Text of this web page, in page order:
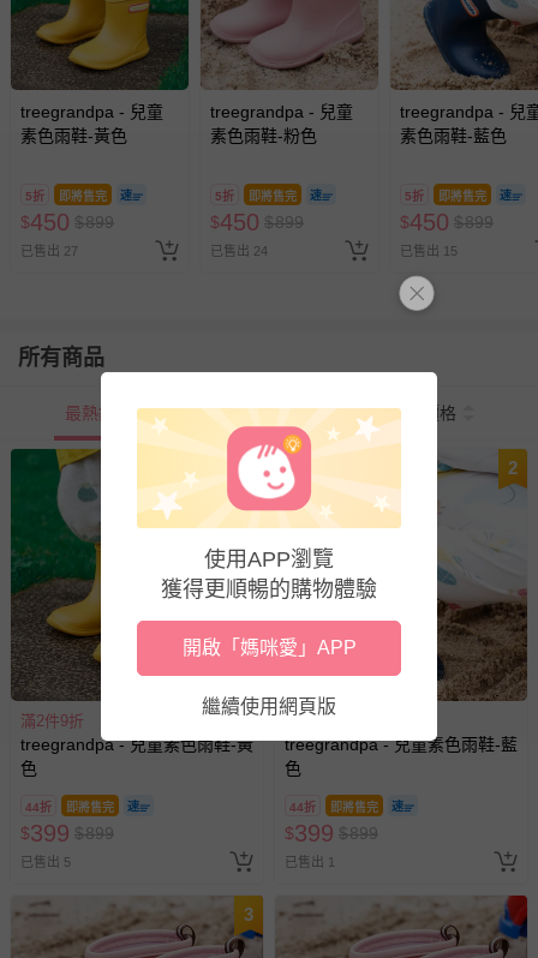
treegrandpa - 兒童
素色雨鞋-黃色
5折 即將售完
$450 $899
已售出 27
treegrandpa - 兒童
素色雨鞋-粉色
5折 即將售完
$450 $899
已售出 24
treegrandpa - 兒
素色雨鞋-藍色
5折 即將售完
$450 $899
已售出 15
所有商品
最熱銷 新上市 價格
滿2件9折
treegrandpa - 兒童素色雨鞋-黃
色
44折 即將售完
$399 $899
已售出 5
2
滿2件9折
treegrandpa - 兒童素色雨鞋-藍
色
44折 即將售完
$399 $899
已售出 1
3
使用APP瀏覽
獲得更順暢的購物體驗
開啟「媽咪愛」APP
繼續使用網頁版